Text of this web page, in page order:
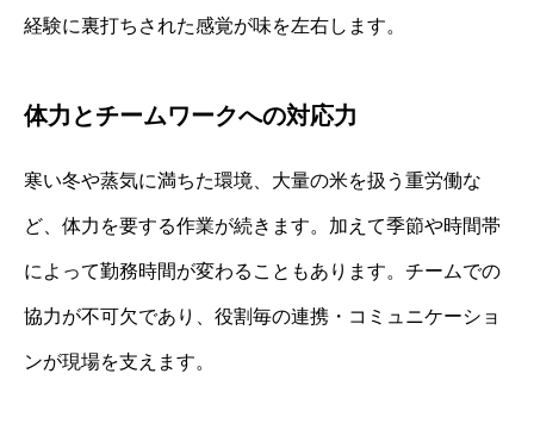
経験に裏打ちされた感覚が味を左右します。
体力とチームワークへの対応力
寒い冬や蒸気に満ちた環境、大量の米を扱う重労働な
ど、体力を要する作業が続きます。加えて季節や時間帯
によって勤務時間が変わることもあります。チームでの
協力が不可欠であり、役割毎の連携・コミュニケーショ
ンが現場を支えます。